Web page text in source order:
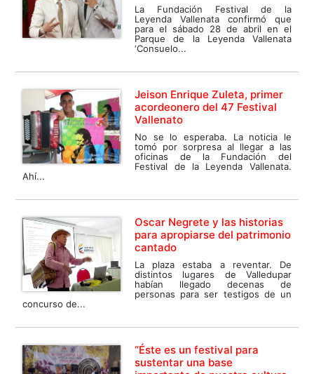
La Fundación Festival de la
Leyenda Vallenata confirmó que
para el sábado 28 de abril en el
Parque de la Leyenda Vallenata
‘Consuelo...
Jeison Enrique Zuleta, primer
acordeonero del 47 Festival
Vallenato
No se lo esperaba. La noticia le
tomó por sorpresa al llegar a las
oficinas de la Fundación del
Festival de la Leyenda Vallenata.
Ahí...
Oscar Negrete y las historias
para apropiarse del patrimonio
cantado
La plaza estaba a reventar. De
distintos lugares de Valledupar
habían llegado decenas de
personas para ser testigos de un
concurso de...
“Éste es un festival para
sustentar una base